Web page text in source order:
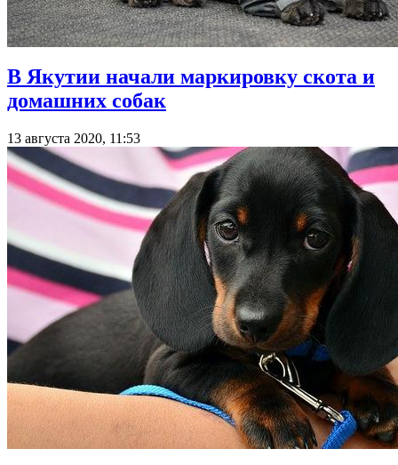
В Якутии начали маркировку скота и
домашних собак
13 августа 2020, 11:53